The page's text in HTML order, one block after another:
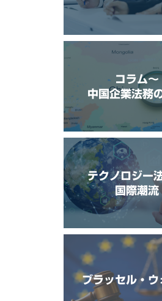
コラム〜
中国企業法務
テクノロジー
国際潮流
ブラッセル・ウ